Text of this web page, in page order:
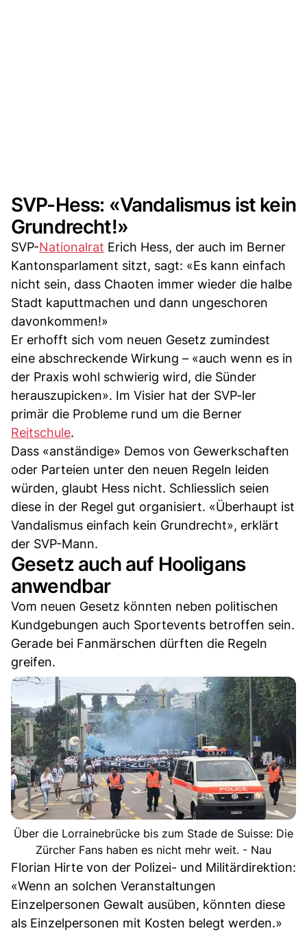
SVP-Hess: «Vandalismus ist kein
Grundrecht!»
SVP-Nationalrat Erich Hess, der auch im Berner
Kantonsparlament sitzt, sagt: «Es kann einfach
nicht sein, dass Chaoten immer wieder die halbe
Stadt kaputtmachen und dann ungeschoren
davonkommen!»
Er erhofft sich vom neuen Gesetz zumindest
eine abschreckende Wirkung – «auch wenn es in
der Praxis wohl schwierig wird, die Sünder
herauszupicken». Im Visier hat der SVP-ler
primär die Probleme rund um die Berner
Reitschule.
Dass «anständige» Demos von Gewerkschaften
oder Parteien unter den neuen Regeln leiden
würden, glaubt Hess nicht. Schliesslich seien
diese in der Regel gut organisiert. «Überhaupt ist
Vandalismus einfach kein Grundrecht», erklärt
der SVP-Mann.
Gesetz auch auf Hooligans
anwendbar
Vom neuen Gesetz könnten neben politischen
Kundgebungen auch Sportevents betroffen sein.
Gerade bei Fanmärschen dürften die Regeln
greifen.
Über die Lorrainebrücke bis zum Stade de Suisse: Die
Zürcher Fans haben es nicht mehr weit. - Nau
Florian Hirte von der Polizei- und Militärdirektion:
«Wenn an solchen Veranstaltungen
Einzelpersonen Gewalt ausüben, könnten diese
als Einzelpersonen mit Kosten belegt werden.»